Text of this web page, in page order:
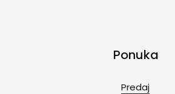
Ponuka
Predaj